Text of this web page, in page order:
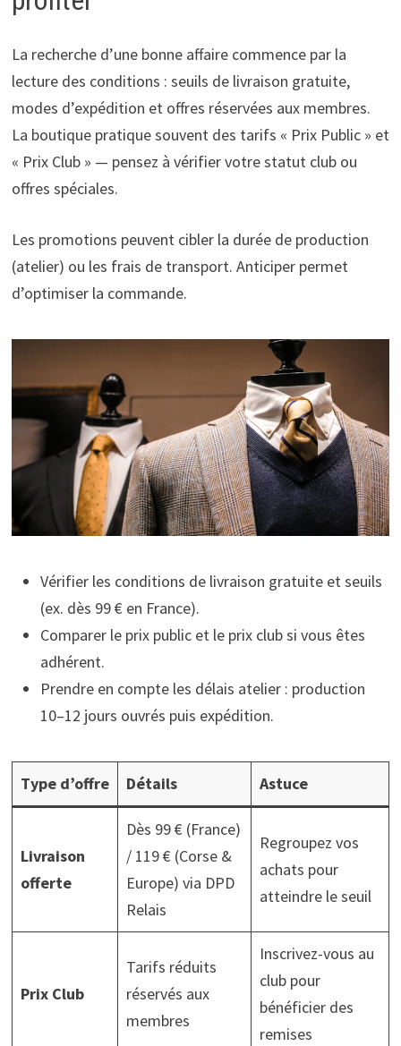
La recherche d’une bonne affaire commence par la
lecture des conditions : seuils de livraison gratuite,
modes d’expédition et offres réservées aux membres.
La boutique pratique souvent des tarifs « Prix Public » et
« Prix Club » — pensez à vérifier votre statut club ou
offres spéciales.
Les promotions peuvent cibler la durée de production
(atelier) ou les frais de transport. Anticiper permet
d’optimiser la commande.
Vérifier les conditions de livraison gratuite et seuils
(ex. dès 99 € en France).
Comparer le prix public et le prix club si vous êtes
adhérent.
Prendre en compte les délais atelier : production
10–12 jours ouvrés puis expédition.
Type d’offre Détails Astuce
Livraison
offerte
Dès 99 € (France)
/ 119 € (Corse &
Europe) via DPD
Relais
Regroupez vos
achats pour
atteindre le seuil
Prix Club
Tarifs réduits
réservés aux
membres
Inscrivez-vous au
club pour
bénéficier des
remises